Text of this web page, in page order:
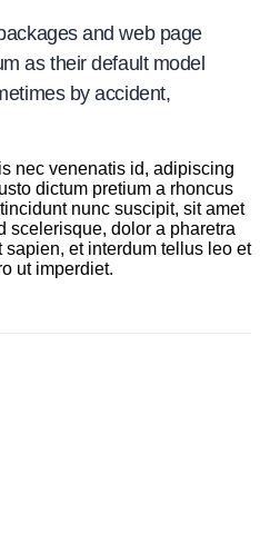
and web page
as their default model
by accident,
nec venenatis id, adipiscing
dictum pretium a rhoncus
nunc suscipit, sit amet
scelerisque, dolor a pharetra
et interdum tellus leo et
ut imperdiet.